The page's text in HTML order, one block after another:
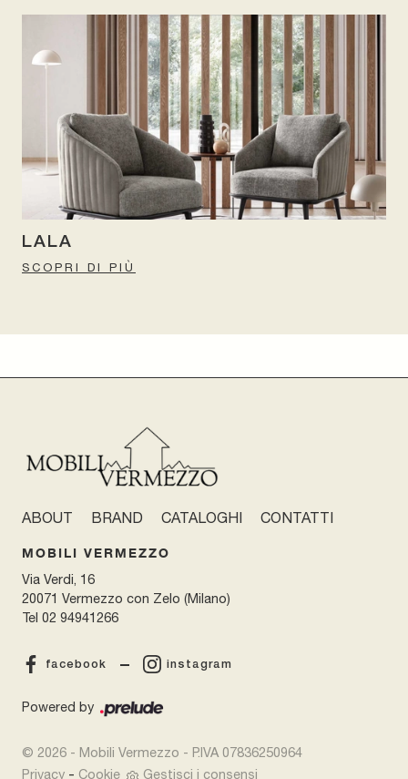
LALA
SCOPRI DI PIÙ
ABOUT BRAND CATALOGHI CONTATTI
MOBILI VERMEZZO
Via Verdi, 16
20071 Vermezzo con Zelo (Milano)
Tel 02 94941266
facebook instagram
Powered by
© 2026 - Mobili Vermezzo - P.IVA 07836250964
Privacy - Cookie Gestisci i consensi